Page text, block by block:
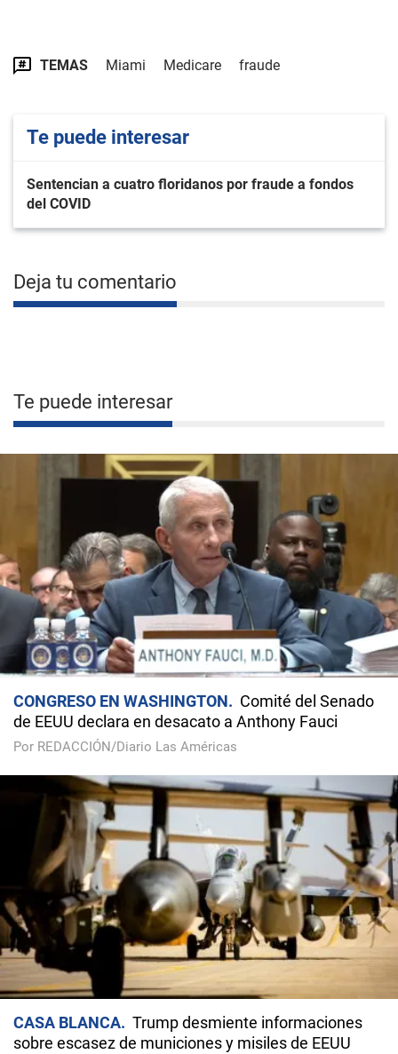
TEMAS Miami Medicare fraude
Te puede interesar
Sentencian a cuatro floridanos por fraude a fondos
del COVID
Deja tu comentario
Te puede interesar
CONGRESO EN WASHINGTON
Comité del Senado
de EEUU declara en desacato a Anthony Fauci
Por REDACCIÓN/Diario Las Américas
CASA BLANCA
Trump desmiente informaciones
sobre escasez de municiones y misiles de EEUU